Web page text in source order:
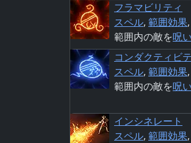
フラマビリティ
スペル, 範囲効果,
範囲内の敵を呪い
コンダクティビ
スペル, 範囲効果,
範囲内の敵を呪い
インシネレート
スペル, 範囲効果,